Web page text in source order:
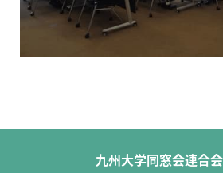
九州大学同窓会連合